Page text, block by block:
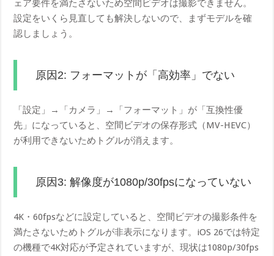
ェア要件を満たさないため空間ビデオは撮影できません。
設定をいくら見直しても解決しないので、まずモデルを確
認しましょう。
原因2: フォーマットが「高効率」でない
「設定」→「カメラ」→「フォーマット」が「互換性優
先」になっていると、空間ビデオの保存形式（MV-HEVC）
が利用できないためトグルが消えます。
原因3: 解像度が1080p/30fpsになっていない
4K・60fpsなどに設定していると、空間ビデオの撮影条件を
満たさないためトグルが非表示になります。iOS 26では特定
の機種で4K対応が予定されていますが、現状は1080p/30fps